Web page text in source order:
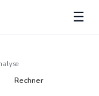
☰
Rechner